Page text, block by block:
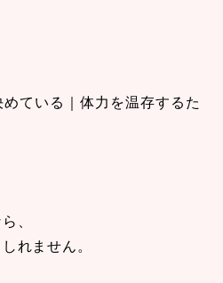
ている｜体力を温存するた
、
れません。